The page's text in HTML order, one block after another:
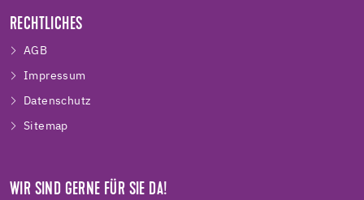
RECHTLICHES
AGB
Impressum
Datenschutz
Sitemap
WIR SIND GERNE FÜR SIE DA!